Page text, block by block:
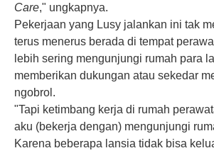
Care," ungkapnya.
Pekerjaan yang Lusy jalankan ini tak
terus menerus berada di tempat
lebih sering mengunjungi rumah para
memberikan dukungan atau sekedar
ngobrol.
"Tapi ketimbang kerja di rumah
aku (bekerja dengan) mengunjungi
Karena beberapa lansia tidak bisa